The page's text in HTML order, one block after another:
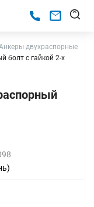
двухраспорные
болт с гайкой 2-х